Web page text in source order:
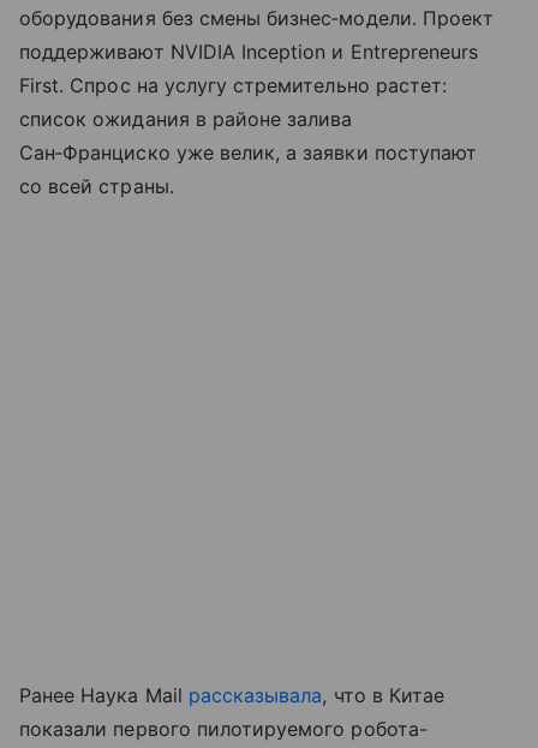
оборудования без смены бизнес‑модели. Проект
поддерживают NVIDIA Inception и Entrepreneurs
First. Спрос на услугу стремительно растет:
список ожидания в районе залива
Сан‑Франциско уже велик, а заявки поступают
со всей страны.
Ранее Наука Mail рассказывала, что в Китае
показали первого пилотируемого робота-